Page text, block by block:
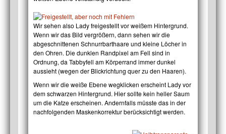
Wir sehen also Lady freigestellt vor weißem Hintergrund.
Wenn wir das Bild vergrößern, dann sehen wir die
abgeschnittenen Schnurrbarthaare und kleine Löcher in
den Ohren. Die dunklen Randpixel am Fell sind in
Ordnung, da Tabbyfell am Körperrand immer dunkel
aussieht (wegen der Blickrichtung quer zu den Haaren).
Wenn wir die weiße Ebene wegklicken erscheint Lady vor
dem schwarzen Hintergrund. Hier sollte kein heller Saum
um die Katze erscheinen. Andernfalls müsste das in der
nachfolgenden Maskenkorrektur berücksichtigt werden.